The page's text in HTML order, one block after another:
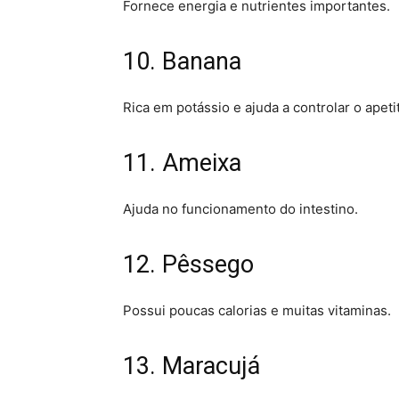
Fornece energia e nutrientes importantes.
10. Banana
Rica em potássio e ajuda a controlar o
11. Ameixa
Ajuda no funcionamento do intestino.
12. Pêssego
Possui poucas calorias e muitas vitaminas.
13. Maracujá